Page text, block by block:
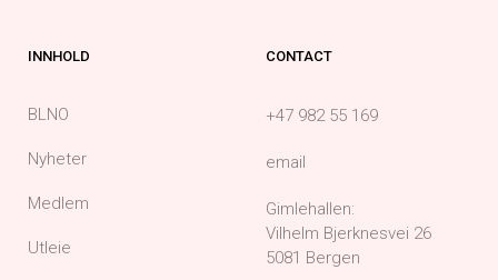
INNHOLD
BLNO
Nyheter
Medlem
Utleie
CONTACT
+47 982 55 169
email
Gimlehallen:
Vilhelm Bjerknesvei 26
5081 Bergen